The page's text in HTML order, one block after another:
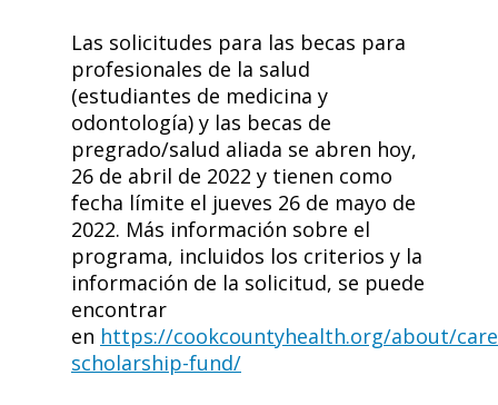
Las solicitudes para las becas para
profesionales de la salud
(estudiantes de medicina y
odontología) y las becas de
pregrado/salud aliada se abren hoy,
26 de abril de 2022 y tienen como
fecha límite el jueves 26 de mayo de
2022. Más información sobre el
programa, incluidos los criterios y la
información de la solicitud, se puede
encontrar
en https://cookcountyhealth.org/about/
scholarship-fund/